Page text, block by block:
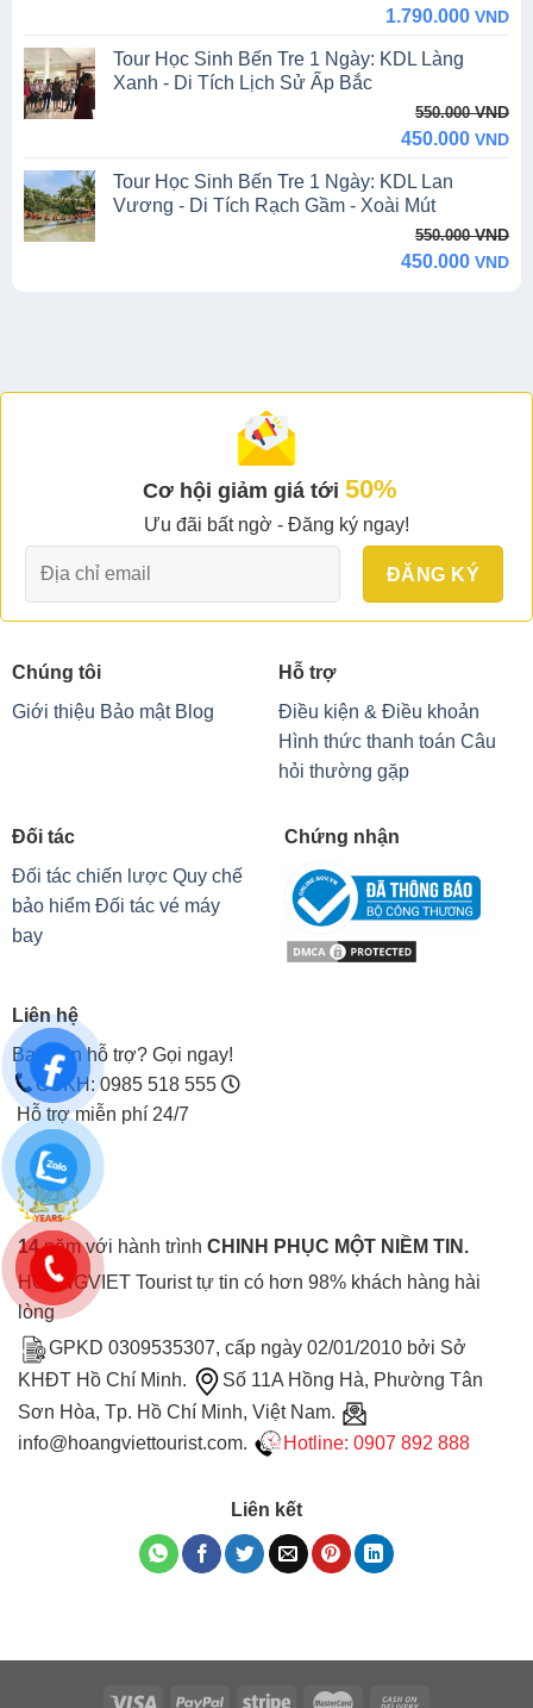
1.990.000 VND.
1.790.000 VND
1.790.000 VND.
Tour Học Sinh Bến Tre 1 Ngày: KDL Làng
Xanh - Di Tích Lịch Sử Ấp Bắc
550.000VND
550.000 VND.
450.000 VND
450.000 VND.
Tour Học Sinh Bến Tre 1 Ngày: KDL Lan
Vương - Di Tích Rạch Gầm - Xoài Mút
550.000VND
450.000 VND
Cơ hội giảm giá tới 50%
Ưu đãi bất ngờ - Đăng ký ngay!
Chúng tôi
Giới thiệu Bảo mật Blog
Hỗ trợ
Điều kiện & Điều khoản
Hình thức thanh toán Câu
hỏi thường gặp
Đối tác
Đối tác chiến lược Quy chế
bảo hiểm Đối tác vé máy
bay
Chứng nhận
Liên hệ
Bạn cần hỗ trợ? Gọi ngay!
CSKH: 0985 518 555
Hỗ trợ miễn phí 24/7
14năm với hành trình CHINH PHỤC MỘT NIỀM TIN.
HOANGVIET Tourist tự tin có hơn 98% khách hàng hài
lòng
GPKD 0309535307, cấp ngày 02/01/2010 bởi Sở
KHĐT Hồ Chí Minh.
Số 11A Hồng Hà, Phường Tân
Sơn Hòa, Tp. Hồ Chí Minh, Việt Nam.
info@hoangviettourist.com.
Hotline: 0907 892 888
Liên kết